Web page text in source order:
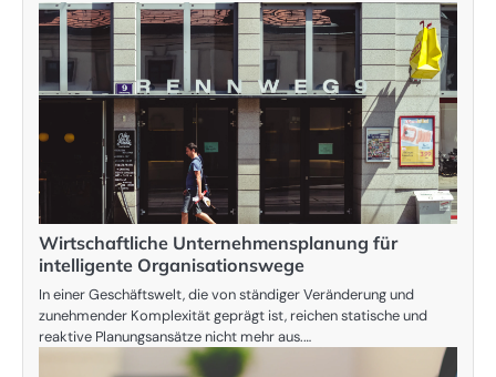
Wirtschaftliche Unternehmensplanung für
intelligente Organisationswege
In einer Geschäftswelt, die von ständiger Veränderung und
zunehmender Komplexität geprägt ist, reichen statische und
reaktive Planungsansätze nicht mehr aus.…